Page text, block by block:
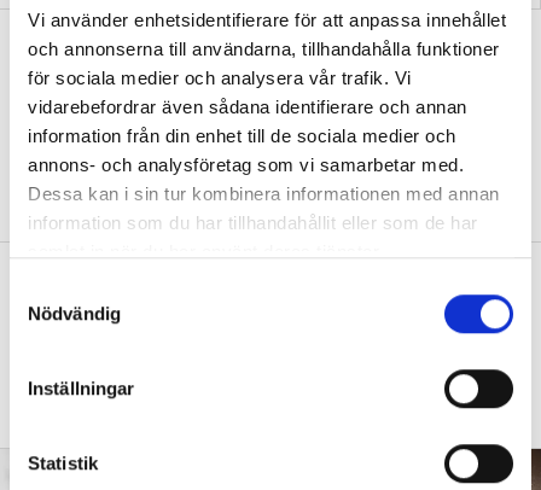
Vi använder enhetsidentifierare för att anpassa innehållet
och annonserna till användarna, tillhandahålla funktioner
för sociala medier och analysera vår trafik. Vi
vidarebefordrar även sådana identifierare och annan
information från din enhet till de sociala medier och
annons- och analysföretag som vi samarbetar med.
Dessa kan i sin tur kombinera informationen med annan
information som du har tillhandahållit eller som de har
Nödvändig
Inställningar
Statistik
”Vad ska vår tid räcka till på
förskolan?”
DEBATT”Ska jag som förskollärare duka,
damma, snygga upp i hallen, svara i telefon
eller ska jag vara närvarande tillsammans
med barnen?”
barn behöver anpassas?”
fler barn från början – inte hur de ska
anpassas till skolan”.